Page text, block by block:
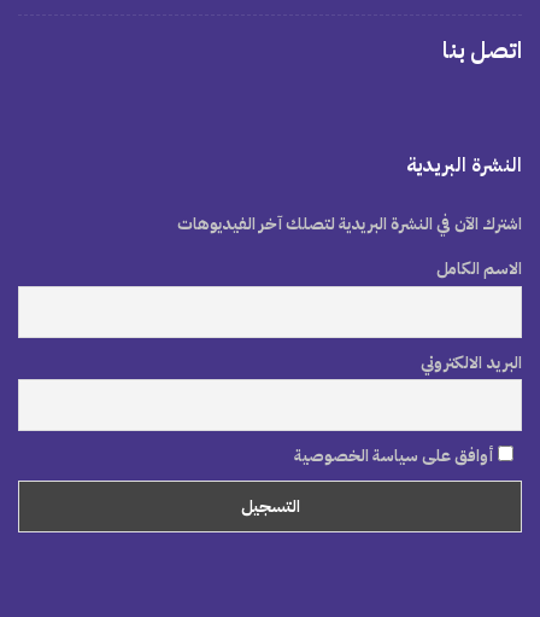
اتصل بنا
النشرة البريدية
اشترك الآن في النشرة البريدية لتصلك آخر الفيديوهات
الاسم الكامل
البريد الالكتروني
أوافق على سياسة الخصوصية